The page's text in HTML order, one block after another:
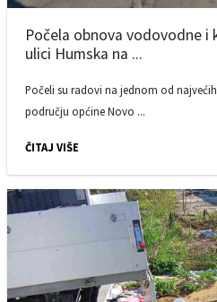
Počela obnova vodovodne i
ulici Humska na ...
Počeli su radovi na jednom od
području općine Novo ...
ČITAJ VIŠE